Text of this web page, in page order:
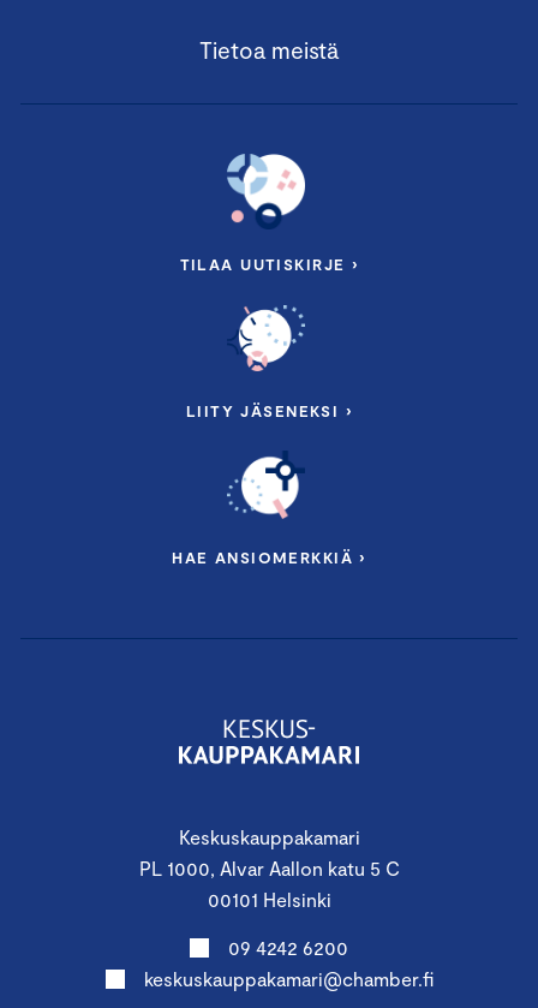
Keskuskauppakamari
PL 1000, Alvar Aallon katu 5 C
00101 Helsinki
09 4242 6200
keskuskauppakamari@chamber.fi
Tietoa meistä
TILAA UUTISKIRJE ›
LIITY JÄSENEKSI ›
HAE ANSIOMERKKIÄ ›